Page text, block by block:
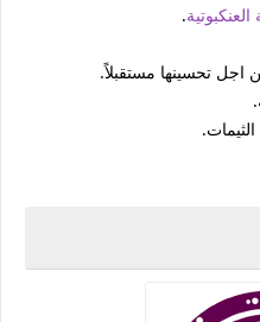
.
اجل تحسينها مستقبلاً.